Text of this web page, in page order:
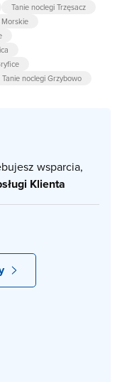
Tanie noclegi Trzęsacz
Tanie noclegi Grzybowo
wsparcia,
Klienta